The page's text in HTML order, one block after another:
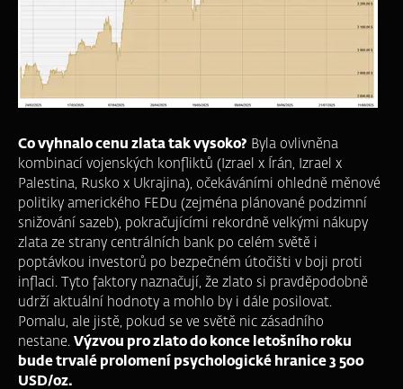
Co vyhnalo cenu zlata tak vysoko? Byla ovlivněna
kombinací vojenských konfliktů (Izrael x Írán, Izrael x
Palestina, Rusko x Ukrajina), očekáváními ohledně měnové
politiky amerického FEDu (zejména plánované podzimní
snižování sazeb), pokračujícími rekordně velkými nákupy
zlata ze strany centrálních bank po celém světě i
poptávkou investorů po bezpečném útočišti v boji proti
inflaci. Tyto faktory naznačují, že zlato si pravděpodobně
udrží aktuální hodnoty a mohlo by i dále posilovat.
Pomalu, ale jistě, pokud se ve světě nic zásadního
nestane. Výzvou pro zlato do konce letošního roku
bude trvalé prolomení psychologické hranice 3 500
USD/oz.